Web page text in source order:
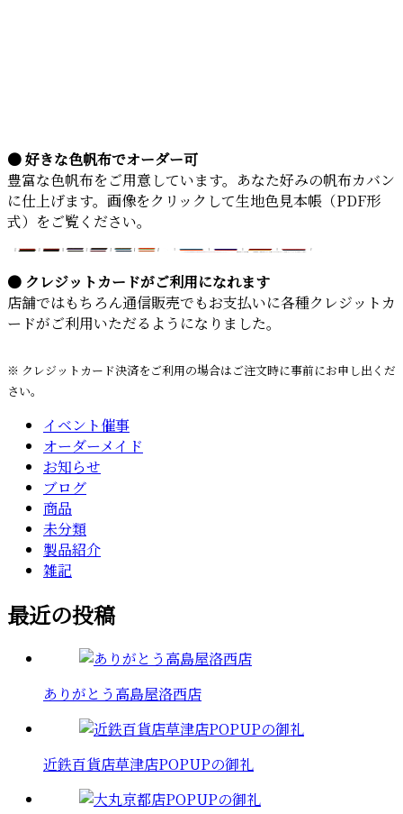
● 好きな色帆布でオーダー可
豊富な色帆布をご用意しています。あなた好みの帆布カバン
に仕上げます。画像をクリックして生地色見本帳（PDF形
式）をご覧ください。
● クレジットカードがご利用になれます
店舗ではもちろん通信販売でもお支払いに各種クレジットカ
ードがご利用いただるようになりました。
※ クレジットカード決済をご利用の場合はご注文時に事前にお申し出くだ
さい。
イベント催事
オーダーメイド
お知らせ
ブログ
商品
未分類
製品紹介
雑記
最近の投稿
ありがとう高島屋洛西店
近鉄百貨店草津店POPUPの御礼